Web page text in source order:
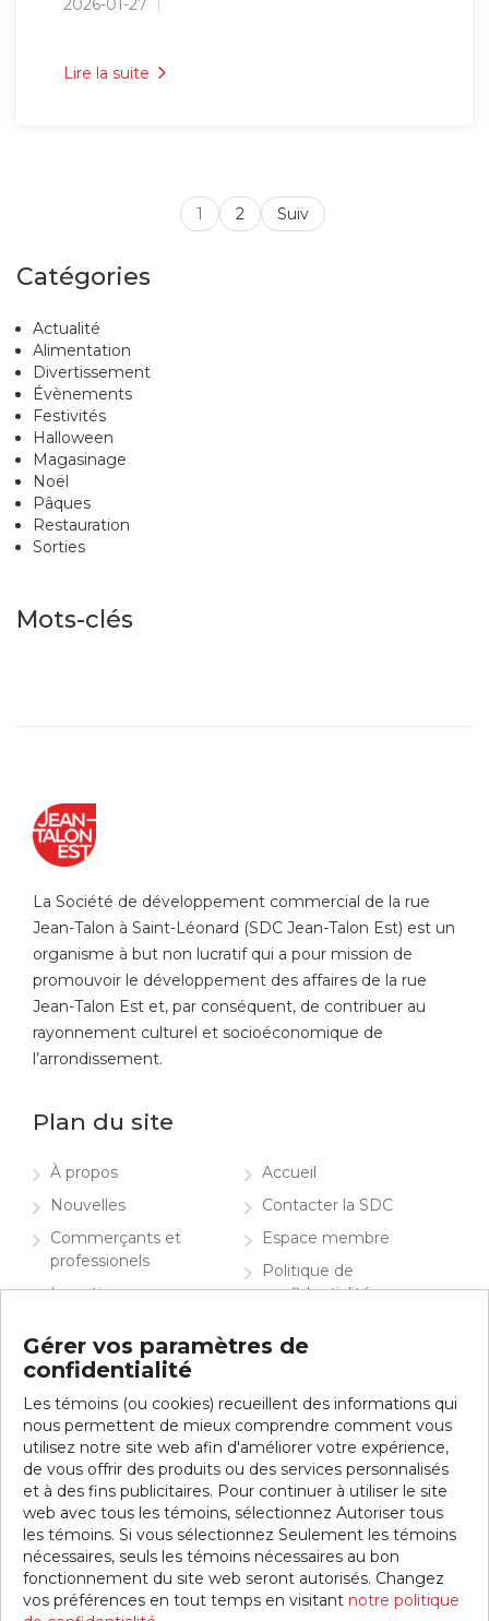
2026-01-27
Lire la suite
1 2 Suiv
Catégories
Actualité
Alimentation
Divertissement
Évènements
Festivités
Halloween
Magasinage
Noël
Pâques
Restauration
Sorties
Mots-clés
La Société de développement commercial de la rue
Jean-Talon à Saint-Léonard (SDC Jean-Talon Est) est un
organisme à but non lucratif qui a pour mission de
promouvoir le développement des affaires de la rue
Jean-Talon Est et, par conséquent, de contribuer au
rayonnement culturel et socioéconomique de
l’arrondissement.
Plan du site
À propos
Nouvelles
Commerçants et
professionels
Investir
Accueil
Contacter la SDC
Espace membre
Politique de
confidentialité
Contacter la SDC
Inscrivez-vous à notre infolettre
© 2026 SDC Jean-Talon Est. Tous droits réservés.
Gérer vos paramètres de
confidentialité
Les témoins (ou cookies) recueillent des informations qui
nous permettent de mieux comprendre comment vous
utilisez notre site web afin d'améliorer votre expérience,
de vous offrir des produits ou des services personnalisés
et à des fins publicitaires. Pour continuer à utiliser le site
web avec tous les témoins, sélectionnez Autoriser tous
les témoins. Si vous sélectionnez Seulement les témoins
nécessaires, seuls les témoins nécessaires au bon
fonctionnement du site web seront autorisés. Changez
vos préférences en tout temps en visitant notre politique